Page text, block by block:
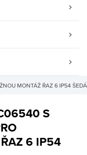
MONTÁŽ ŘAZ 6 IP54 ŠEDÁ
S
6 IP54